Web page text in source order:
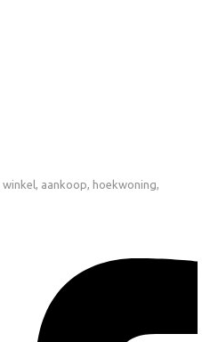
winkel , aankoop, hoekwoning,